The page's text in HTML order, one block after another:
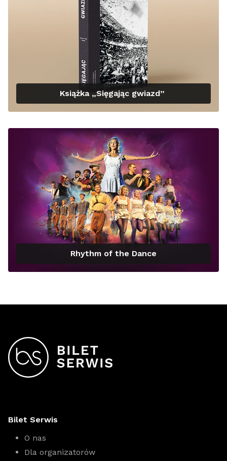
Książka „Sięgając gwiazd”
Rhythm of the Dance
Bilet Serwis
O nas
Dla organizatorów